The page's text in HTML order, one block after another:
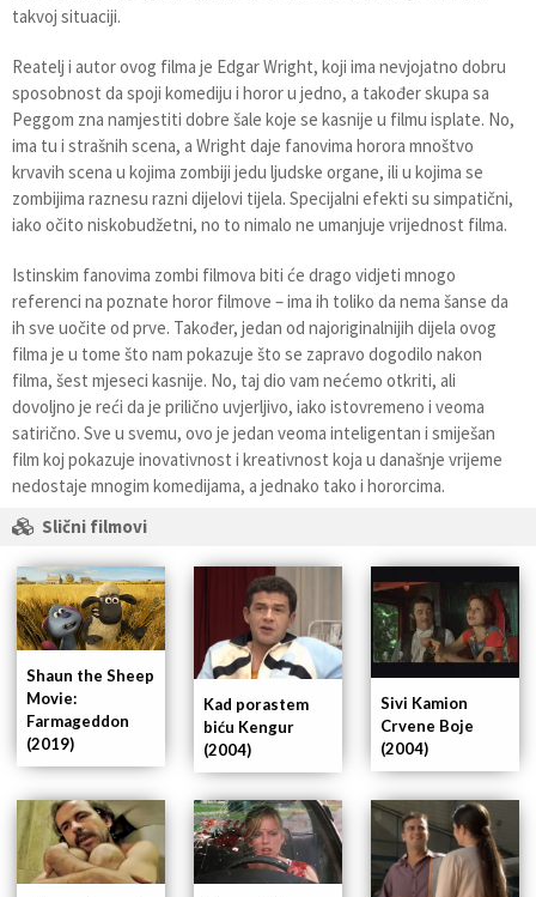
takvoj situaciji.
Reatelj i autor ovog filma je Edgar Wright, koji ima nevjojatno dobru
sposobnost da spoji komediju i horor u jedno, a također skupa sa
Peggom zna namjestiti dobre šale koje se kasnije u filmu isplate. No,
ima tu i strašnih scena, a Wright daje fanovima horora mnoštvo
krvavih scena u kojima zombiji jedu ljudske organe, ili u kojima se
zombijima raznesu razni dijelovi tijela. Specijalni efekti su simpatični,
iako očito niskobudžetni, no to nimalo ne umanjuje vrijednost filma.
Istinskim fanovima zombi filmova biti će drago vidjeti mnogo
referenci na poznate horor filmove – ima ih toliko da nema šanse da
ih sve uočite od prve. Također, jedan od najoriginalnijih dijela ovog
filma je u tome što nam pokazuje što se zapravo dogodilo nakon
filma, šest mjeseci kasnije. No, taj dio vam nećemo otkriti, ali
dovoljno je reći da je prilično uvjerljivo, iako istovremeno i veoma
satirično. Sve u svemu, ovo je jedan veoma inteligentan i smiješan
film koj pokazuje inovativnost i kreativnost koja u današnje vrijeme
nedostaje mnogim komedijama, a jednako tako i hororcima.
Slični filmovi
Shaun the Sheep
Movie:
Farmageddon
(2019)
Sivi Kamion
Crvene Boje
(2004)
Kad porastem
biću Kengur
(2004)